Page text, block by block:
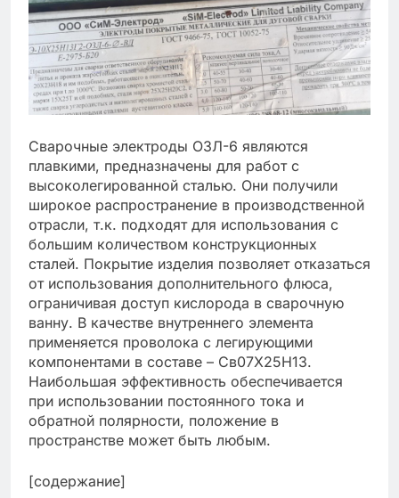
Сварочные электроды ОЗЛ-6 являются
плавкими, предназначены для работ с
высоколегированной сталью. Они получили
широкое распространение в производственной
отрасли, т.к. подходят для использования с
большим количеством конструкционных
сталей. Покрытие изделия позволяет отказаться
от использования дополнительного флюса,
ограничивая доступ кислорода в сварочную
ванну. В качестве внутреннего элемента
применяется проволока с легирующими
компонентами в составе – Св07Х25Н13.
Наибольшая эффективность обеспечивается
при использовании постоянного тока и
обратной полярности, положение в
пространстве может быть любым.
[содержание]